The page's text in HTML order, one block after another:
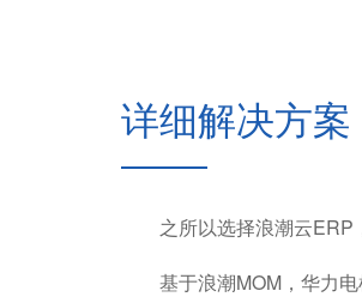
详细解决方案
之所以选择浪潮云ERP，
基于浪潮MOM，华力电